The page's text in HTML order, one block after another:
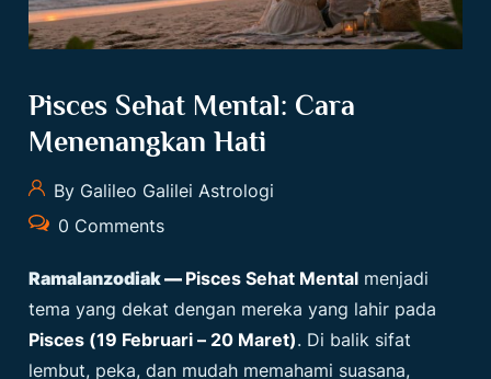
Pisces Sehat Mental: Cara
Menenangkan Hati
By Galileo Galilei Astrologi
0 Comments
Ramalanzodiak— Pisces Sehat Mental menjadi
tema yang dekat dengan mereka yang lahir pada
Pisces (19 Februari – 20 Maret). Di balik sifat
lembut, peka, dan mudah memahami suasana,